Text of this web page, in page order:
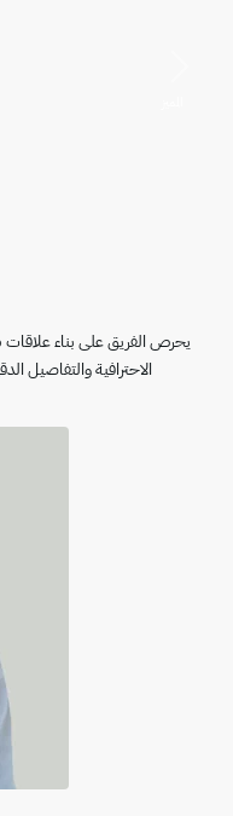
يحرص الفريق على بناء علاقات
الاحترافية والتفاصيل